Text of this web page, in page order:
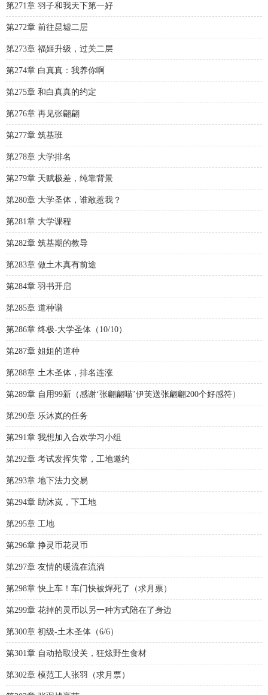
第271章 羽子和我天下第一好
第272章 前往昆墟二层
第273章 福姬升级，过关二层
第274章 白真真：我养你啊
第275章 和白真真的约定
第276章 再见张翩翩
第277章 筑基班
第278章 大学排名
第279章 天赋极差，纯靠背景
第280章 大学圣体，谁敢惹我？
第281章 大学课程
第282章 筑基期的教导
第283章 做土木真有前途
第284章 羽书开启
第285章 道种谱
第286章 终极-大学圣体（10/10）
第287章 姐姐的道种
第288章 土木圣体，排名连涨
第289章 自用99新（感谢‘张翩翩喵’伊芙送张翩翩200个好感符）
第290章 乐沐岚的任务
第291章 我想加入合欢学习小组
第292章 考试发挥失常，工地邀约
第293章 地下法力交易
第294章 助沐岚，下工地
第295章 工地
第296章 挣灵币花灵币
第297章 友情的暖流在流淌
第298章 快上车！车门快被焊死了（求月票）
第299章 花掉的灵币以另一种方式陪在了身边
第300章 初级-土木圣体（6/6）
第301章 自动拾取没关，狂炫野生食材
第302章 模范工人张羽（求月票）